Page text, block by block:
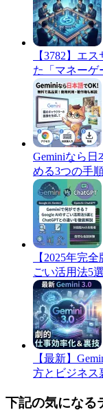
【3782】エ
た「マネーゲ
Geminiなら
める3つの手
【2025年完
ごい活用法5
【最新】
方とビジネス
下記の気になる